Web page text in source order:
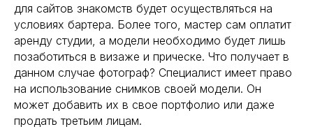
для сайтов знакомств будет осуществляться на
условиях бартера. Более того, мастер сам оплатит
аренду студии, а модели необходимо будет лишь
позаботиться в визаже и прическе. Что получает в
данном случае фотограф? Специалист имеет право
на использование снимков своей модели. Он
может добавить их в свое портфолио или даже
продать третьим лицам.
Политика в области файлов Cookies
Политика в области персональных данных